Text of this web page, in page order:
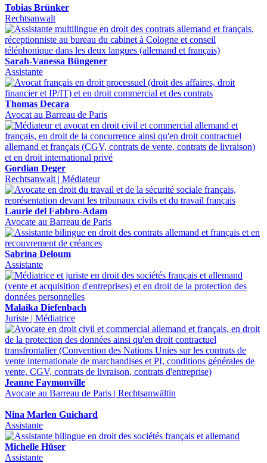
Tobias Brünker
Rechtsanwalt
Sarah-Vanessa Büngener
Assistante
Thomas Decara
Avocat au Barreau de Paris
Gordian Deger
Rechtsanwalt | Médiateur
Laurie del Fabbro-Adam
Avocate au Barreau de Paris
Sabrina Deloum
Assistante
Malaika Diefenbach
Juriste | Médiatrice
Jeanne Faymonville
Avocate au Barreau de Paris | Rechtsanwältin
Nina Marlen Guichard
Assistante
Michelle Hüser
Assistante